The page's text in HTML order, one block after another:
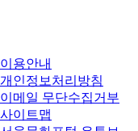
이용안내
개인정보처리방침
이메일 무단수집거부
사이트맵